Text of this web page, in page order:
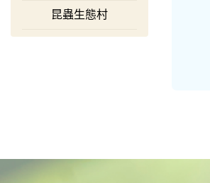
昆蟲生態村